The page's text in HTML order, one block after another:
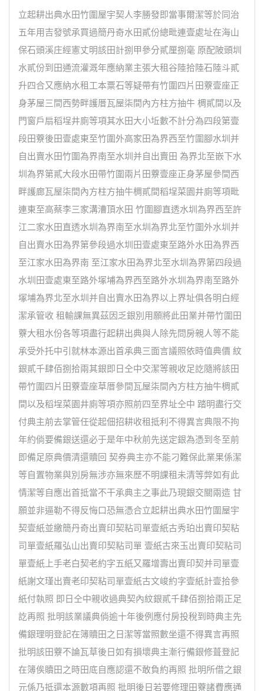
立起耕出典水田竹圍屋宇契人李勝發即當事爾潔等於同治
五年用吉發號承買過簡丹奇水田貳份總毗連壹處址在海山
保石頭溪庄經憲丈明該田計捌甲參分貳厘捌毫 原配陂頭圳
水貳份到田通流灌溉年應納業主張大租谷陸拾陸石陸斗貳
升四合又應納水租工本粟石等疑帶有竹圍四片田藔壹座正
身茅屋三間西勢畔護厝瓦屋柒間內方柱方抽牛 椆貳間以及
門窗戶扇稻埕井廁等項其水田大小坵數不計分為四段第壹
段田藔後田壹處東至竹圍外高家田為界西至竹圍腳水圳并
自出賣水田竹圍為界南至水圳并自出賣田 為界北至嵌下水
圳為界第貳大段水田帶竹圍兩片田藔壹座正身茅屋參間西
畔護廊瓦屋柒間內方柱方抽牛椆貳間稻埕菜園井廁等項毗
連東至高蔡李三家溝漕頂水田 竹圍腳直透水圳為界西至許
江二家水田直透水圳為界南至水圳為界北至竹圍外水圳并
自出賣水田為界第參段過水圳田壹處東至路外水田為界西
至江家水田為界南 至江家水田為界北至水圳為界第四段過
水圳田壹處東至路外塚埔為界西至路外水圳為界南至路外
塚埔為界北至水圳并自出賣水田為界以上界址俱各明白經
潔承管收 租輸課無異茲因乏銀別用願將此田業并帶竹圍田
藔大租水份各等項盡行起耕出典與人除先問房親人等不能
承受外托中引就林本源出首承典三面言議照依時值典價 紋
銀貳千肆佰捌拾兩其銀即日仝中交潔等親收足訖隨將該田
帶竹圍四片田藔壹座草厝參間瓦屋柒間內方柱方抽牛椆貳
間以及稻埕菜園井廁等項亦照前四至界址仝中 踏明盡行交
付典主前去掌管任從起佃招耕收租抵利不得異言典限不拘
年約倘要備銀送還必于是年中秋前先送定銀為憑到冬至前
即備足原典價清還贖回 契券典主亦不能刁難保此業果係潔
等自置物業與別房無涉亦無來歷不明課租未清等弊如有此
情潔等自應出首抵當不干承典主之事此乃現銀交關兩造 甘
願並非逼勒不得反悔口恐無憑合立起耕出典水田竹圍屋宇
契壹紙並繳簡丹奇出賣印契粘司單壹紙古秀珀出賣印契粘
司單壹紙羅弘山出賣印契粘司單 壹紙古來玉出賣印契粘司
單壹紙上手老白契老約字五紙又羅增壽出賣印契并司單壹
紙謝文瑾出賣老印契粘司單壹紙古文峻約字壹紙計壹拾參
紙付執照 即日仝中親收過典契內紋銀貳千肆佰捌拾兩正足
訖再照 批明該業議典倘逾十年後例應付房投稅到時典主先
備銀理明登記在簿贖田之日潔等當照數坐還不得異言再照
批明該田藔不論瓦草後日如有損壞典主漸行備銀修葺登記
在簿俟贖田之時田底自應認還不敢負約再照 批明所借之銀
元係乃抵還本源數項再照 批明後日若要修理田藔諸費應通